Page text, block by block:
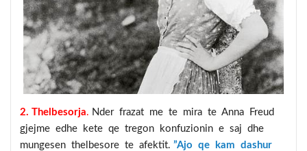
2. Thelbesorja. Nder frazat me te mira te Anna Freud
gjejme edhe kete qe tregon konfuzionin e saj dhe
mungesen thelbesore te afektit. ”Ajo qe kam dashur